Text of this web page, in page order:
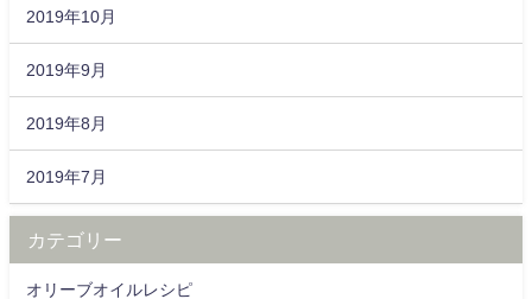
2019年10月
2019年9月
2019年8月
2019年7月
カテゴリー
オリーブオイルレシピ